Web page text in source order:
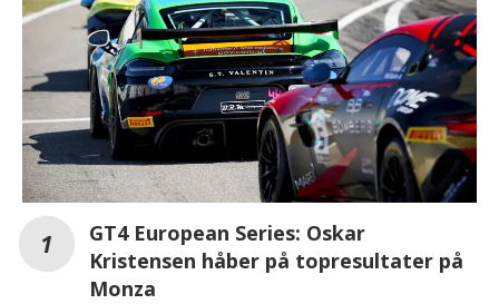
GT4 European Series: Oskar
Kristensen håber på topresultater på
Monza